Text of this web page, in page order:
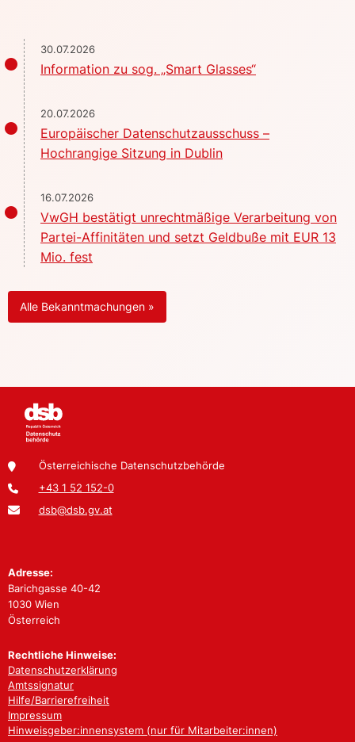
30.07.2026
Information zu sog. „Smart Glasses“
20.07.2026
Europäischer Datenschutzausschuss –
Hochrangige Sitzung in Dublin
16.07.2026
VwGH bestätigt unrechtmäßige Verarbeitung von
Partei-Affinitäten und setzt Geldbuße mit EUR 13
Mio. fest
Alle Bekanntmachungen »
Österreichische Datenschutzbehörde
+43 1 52 152-0
dsb@dsb.gv.at
Adresse:
Barichgasse 40-42
1030 Wien
Österreich
Rechtliche Hinweise:
Datenschutzerklärung
Amtssignatur
Hilfe/Barrierefreiheit
Impressum
Hinweisgeber:innensystem (nur für Mitarbeiter:innen)